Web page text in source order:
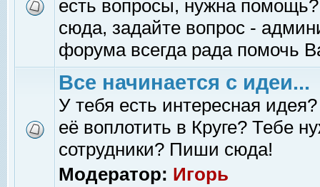
есть вопросы, нужна помощь?
сюда, задайте вопрос -
форума всегда рада помочь
Все начинается с идеи...
У тебя есть интересная
её воплотить в Круге? Тебе
сотрудники? Пиши сюда!
Модератор: Игорь